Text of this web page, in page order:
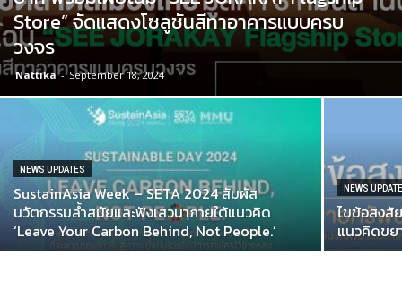
Store” จัดแสดงโซลูชันสีทาอาคารแบบครบ
วงจร
Nattika - September 18, 2024
NEWS UPDATES
SustainAsia Week – SETA 2024 สัมผัส
นวัตกรรมล้ำสมัยและฟังเสวนาภายใต้แนวคิด
‘Leave Your Carbon Behind, Not People.’
NEWS
ไขข้อสงสั
แนวคิดขย